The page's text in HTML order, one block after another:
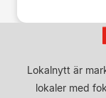
Lokalnytt är
lokaler med